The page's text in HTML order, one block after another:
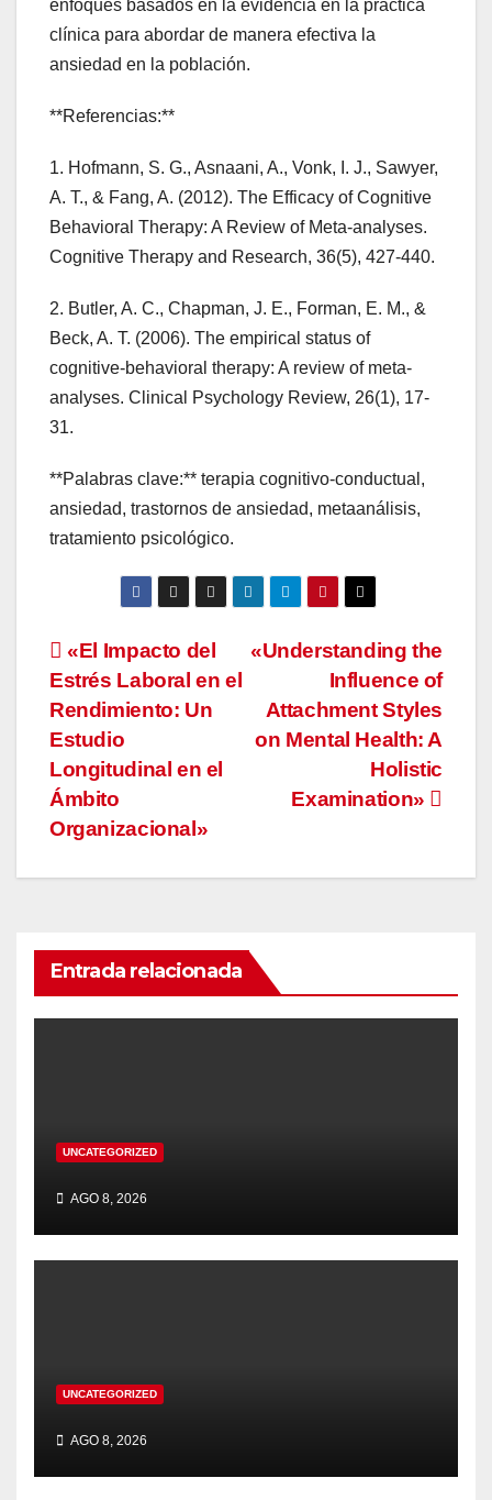
enfoques basados en la evidencia en la práctica
clínica para abordar de manera efectiva la
ansiedad en la población.
**Referencias:**
1. Hofmann, S. G., Asnaani, A., Vonk, I. J., Sawyer,
A. T., & Fang, A. (2012). The Efficacy of Cognitive
Behavioral Therapy: A Review of Meta-analyses.
Cognitive Therapy and Research, 36(5), 427-440.
2. Butler, A. C., Chapman, J. E., Forman, E. M., &
Beck, A. T. (2006). The empirical status of
cognitive-behavioral therapy: A review of meta-
analyses. Clinical Psychology Review, 26(1), 17-
31.
**Palabras clave:** terapia cognitivo-conductual,
ansiedad, trastornos de ansiedad, metaanálisis,
tratamiento psicológico.
Navegación
de
entradas
«Understanding the
Influence of
Attachment Styles
on Mental Health: A
Holistic
Examination»
«El Impacto del
Estrés Laboral en el
Rendimiento: Un
Estudio
Longitudinal en el
Ámbito
Organizacional»
Entrada relacionada
UNCATEGORIZED
AGO 8, 2026
UNCATEGORIZED
AGO 8, 2026